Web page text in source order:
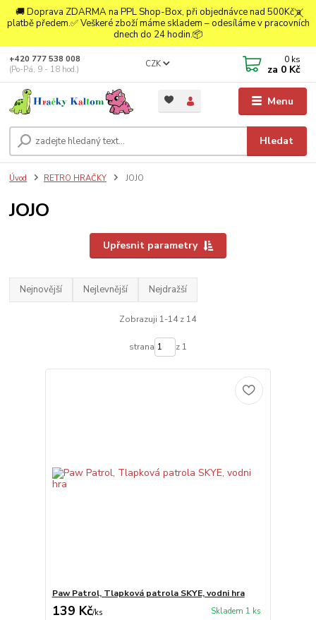
🚚 Doprava ZDARMA na PPL Shop-Box, při objednávce nad 500Kč a
platbě předem.✅ Veškeré zboží máme skladem – odesíláme v pracovních
dnech do 24 hodin.📦
Menu
CZK
Hledat
+420 777 538 008
(Po-Pá, 9 - 18 hod.)
0 ks
za 0 Kč
Úvod RETRO HRAČKY JOJO
JOJO
Upřesnit parametry
Nejnovější Nejlevnější Nejdražší
Zobrazuji 1-14 z 14
strana z 1
Paw Patrol, Tlapková patrola SKYE, vodni hra
139 Kč/ks Skladem 1 ks